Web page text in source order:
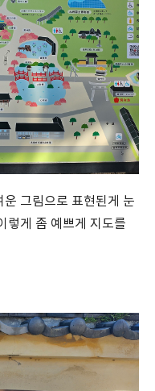
그림으로 표현된게 눈
렇게 좀 예쁘게 지도를